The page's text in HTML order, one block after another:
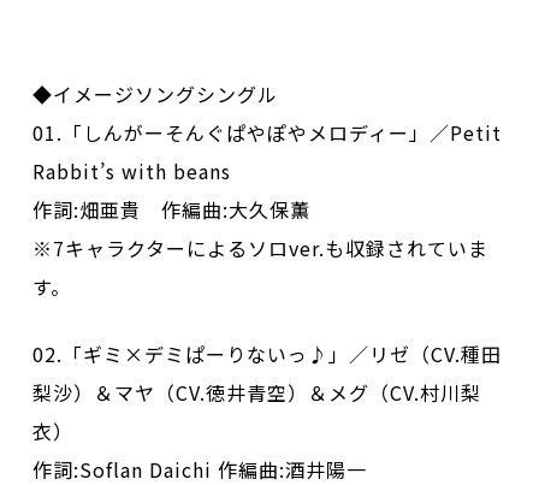
◆イメージソングシングル
01.「しんがーそんぐぱやぽやメロディー」／Petit
Rabbit’s with beans
作詞:畑亜貴 作編曲:大久保薫
※7キャラクターによるソロver.も収録されていま
す。
02.「ギミ×デミぱーりないっ♪」／リゼ（CV.種田
梨沙）＆マヤ（CV.徳井青空）＆メグ（CV.村川梨
衣）
作詞:Soflan Daichi 作編曲:酒井陽一